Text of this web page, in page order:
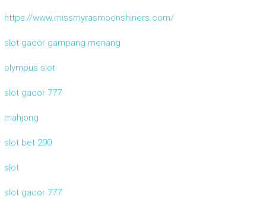
https://www.missmyrasmoonshiners.com/
slot gacor gampang menang
olympus slot
slot gacor 777
mahjong
slot bet 200
slot
slot gacor 777